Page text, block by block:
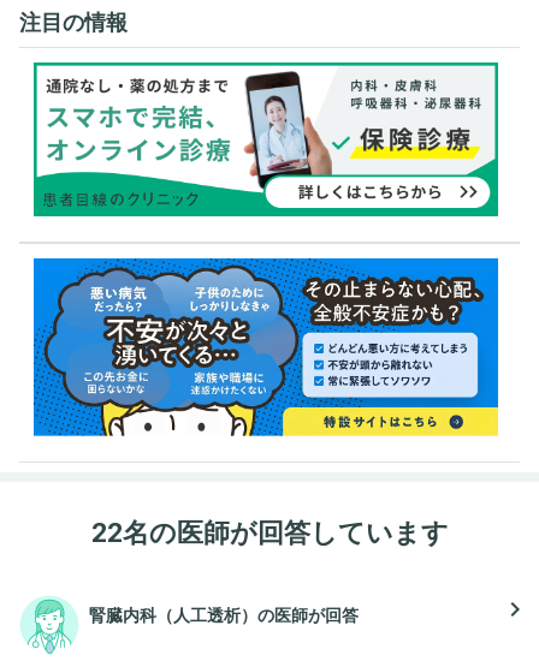
注目の情報
22名の医師が回答しています
腎臓内科（人工透析）の医師が回答 navigate_next